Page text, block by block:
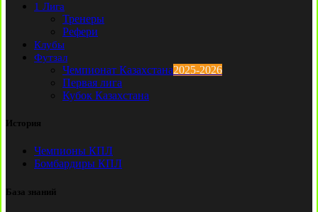
1 Лига
Тренеры
Рефери
Клубы
Футзал
Чемпионат Казахстана2025-2026
Первая лига
Кубок Казахстана
История
Чемпионы КПЛ
Бомбардиры КПЛ
База знаний